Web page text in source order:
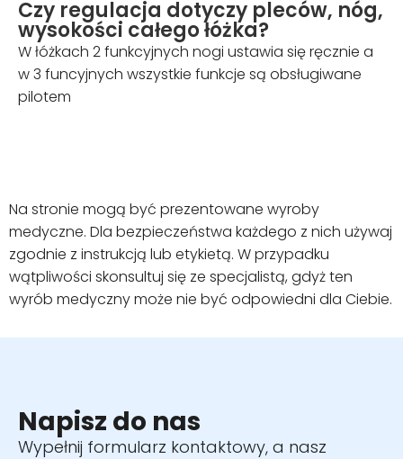
Czy regulacja dotyczy pleców, nóg,
wysokości całego łóżka?
W łóżkach 2 funkcyjnych nogi ustawia się ręcznie a
w 3 funcyjnych wszystkie funkcje są obsługiwane
pilotem
Na stronie mogą być prezentowane wyroby
medyczne. Dla bezpieczeństwa każdego z nich używaj
zgodnie z instrukcją lub etykietą. W przypadku
wątpliwości skonsultuj się ze specjalistą, gdyż ten
wyrób medyczny może nie być odpowiedni dla Ciebie.
Napisz do nas
Wypełnij formularz kontaktowy, a nasz